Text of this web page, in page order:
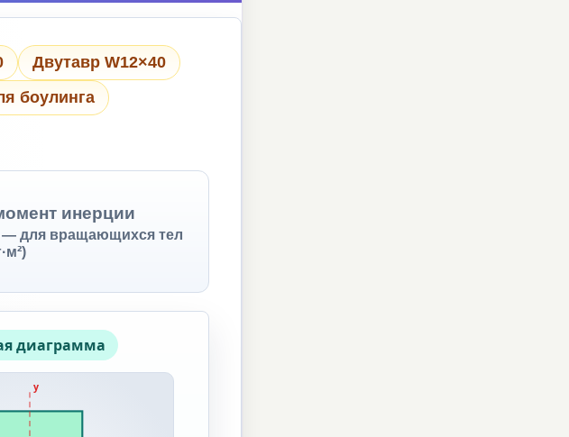
Двутавр W12×40
боулинга
инерции
— для вращающихся тел
диаграмма
y